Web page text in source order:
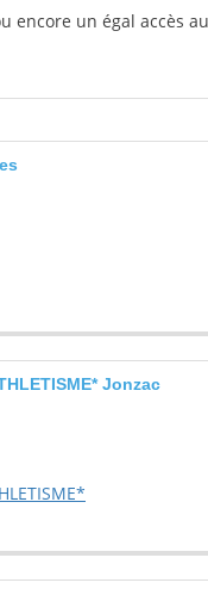
encore un égal accès
Jonzac